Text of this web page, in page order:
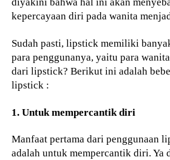
kepercayaan diri pada wanita
Sudah pasti, lipstick memiliki
para penggunanya, yaitu para
dari lipstick? Berikut ini adalah
lipstick :
1. Untuk mempercantik diri
Manfaat pertama dari penggunaan
adalah untuk mempercantik diri. Ya